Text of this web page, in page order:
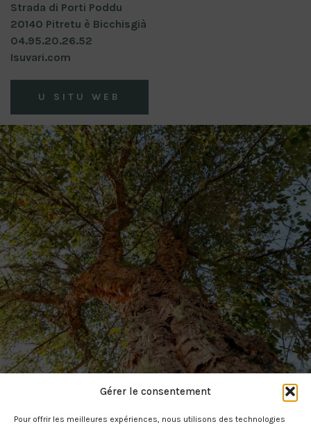
Gérer le consentement
Pour offrir les meilleures expériences, nous utilisons des technologies
Strada di Porti Poddu
20140 Pitretu è Bicchisgià
04.95.20.26.52
Isuvari.com
U SITU WEB